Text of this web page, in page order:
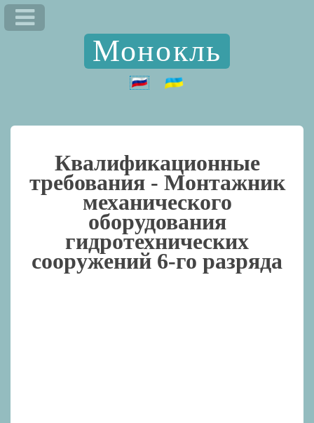
Монокль
Квалификационные
требования - Монтажник
механического
оборудования
гидротехнических
сооружений 6-го разряда